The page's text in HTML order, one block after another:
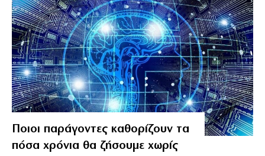
Ποιοι παράγοντες καθορίζουν τα
πόσα χρόνια θα ζήσουμε χωρίς